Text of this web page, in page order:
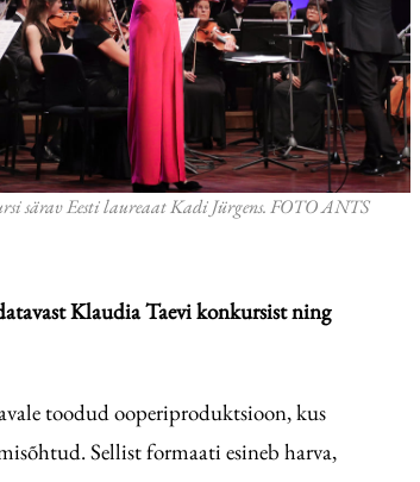
särav Eesti laureaat Kadi Jürgens. FOTO ANTS
Klaudia Taevi konkursist ning
toodud ooperiproduktsioon, kus
Sellist formaati esineb harva,